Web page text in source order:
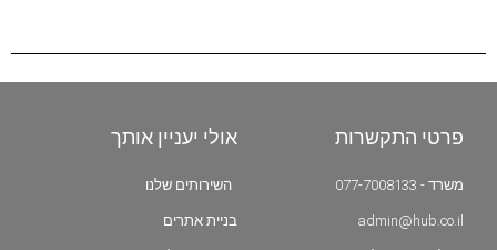
פרטי התקשרות
משרד - 077-7008133
admin@hub.co.il
אולי יעניין אותך
השירותים שלנו
בניית אתרים